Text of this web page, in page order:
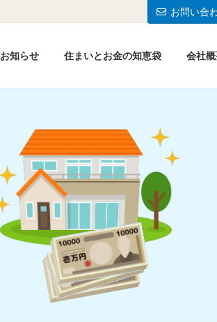
お問い合
お知らせ 住まいとお金の知恵袋 会社